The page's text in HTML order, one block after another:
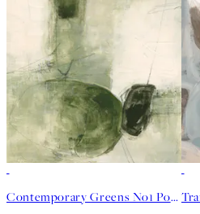
Contemporary Greens No1 Poster